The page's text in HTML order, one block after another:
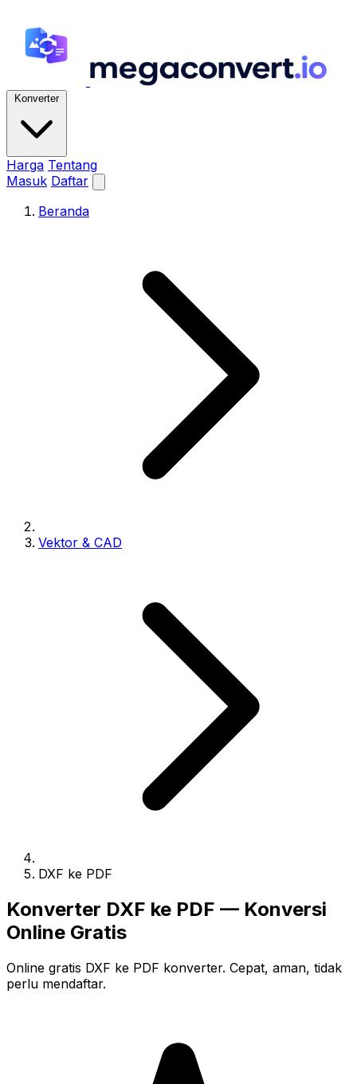
Konverter
Harga Tentang
Masuk Daftar
Beranda
Vektor & CAD
DXF ke PDF
Konverter DXF ke PDF — Konversi
Online Gratis
Online gratis DXF ke PDF konverter. Cepat, aman, tidak
perlu mendaftar.